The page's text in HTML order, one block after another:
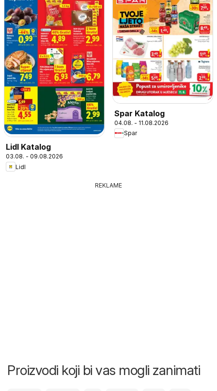
Lidl Katalog
03.08. - 09.08.2026
Lidl
Spar Katalog
04.08. - 11.08.2026
Spar
REKLAME
Proizvodi koji bi vas mogli zanimati